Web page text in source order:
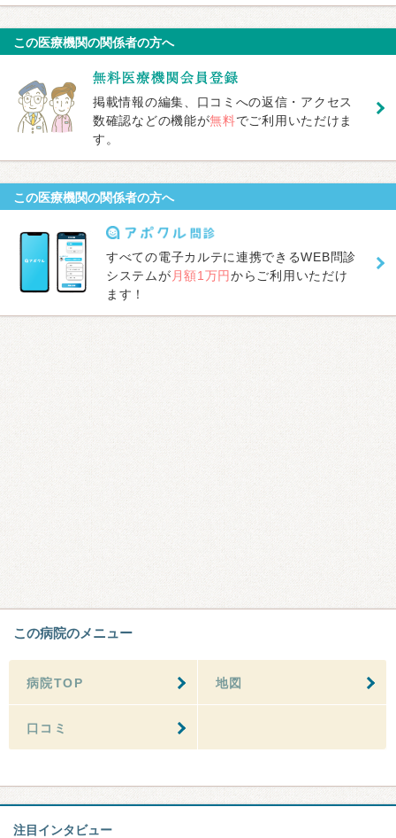
この医療機関の関係者の方へ
掲載情報の編集、口コミへの返信・アクセス
数確認などの機能が無料でご利用いただけま
す。
この医療機関の関係者の方へ
すべての電子カルテに連携できるWEB問診
システムが 月額1万円からご利用いただけ
ます！
この病院のメニュー
病院TOP 地図
口コミ
注目インタビュー